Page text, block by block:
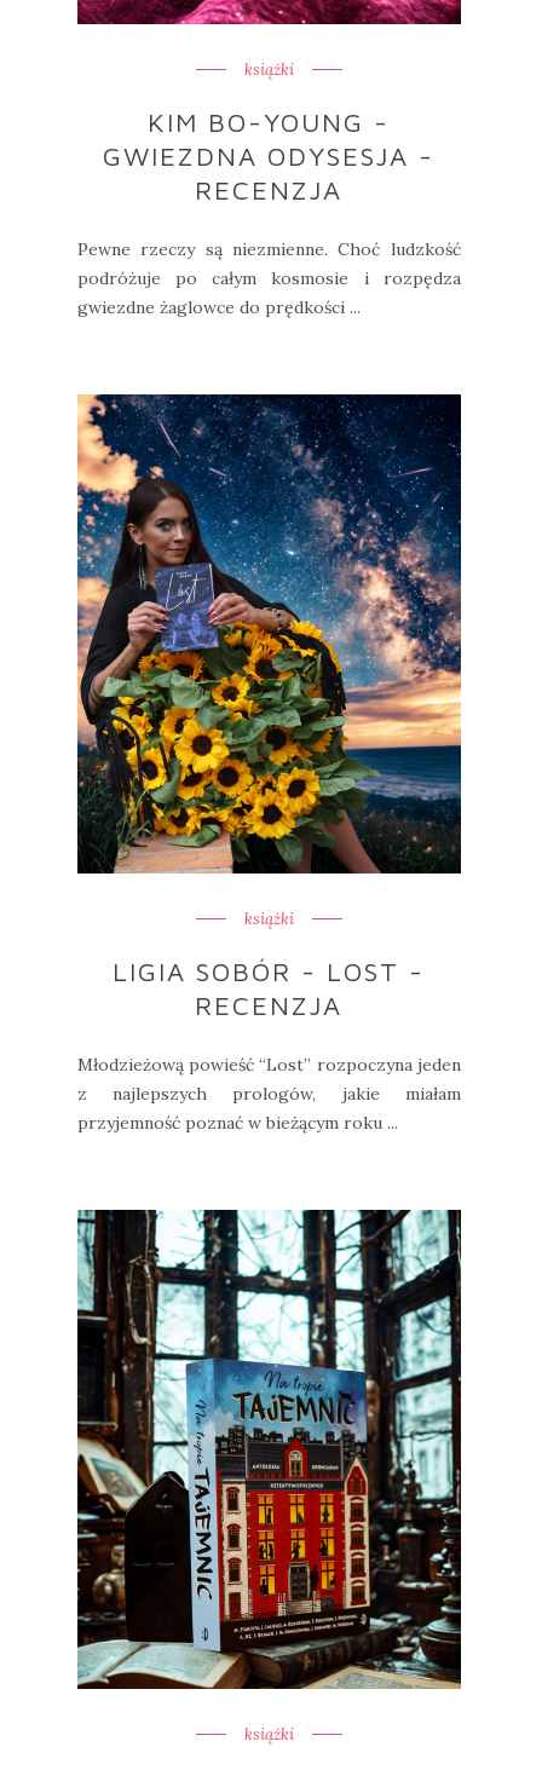
książki
KIM BO-YOUNG -
GWIEZDNA ODYSESJA -
RECENZJA
Pewne rzeczy są niezmienne. Choć ludzkość
podróżuje po całym kosmosie i rozpędza
gwiezdne żaglowce do prędkości ...
książki
LIGIA SOBÓR - LOST -
RECENZJA
Młodzieżową powieść “Lost” rozpoczyna jeden
z najlepszych prologów, jakie miałam
przyjemność poznać w bieżącym roku ...
książki